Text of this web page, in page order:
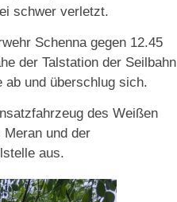
schwer verletzt.
Schenna gegen 12.45
der Talstation der Seilbahn
ab und überschlug sich.
des Weißen
und der
aus.